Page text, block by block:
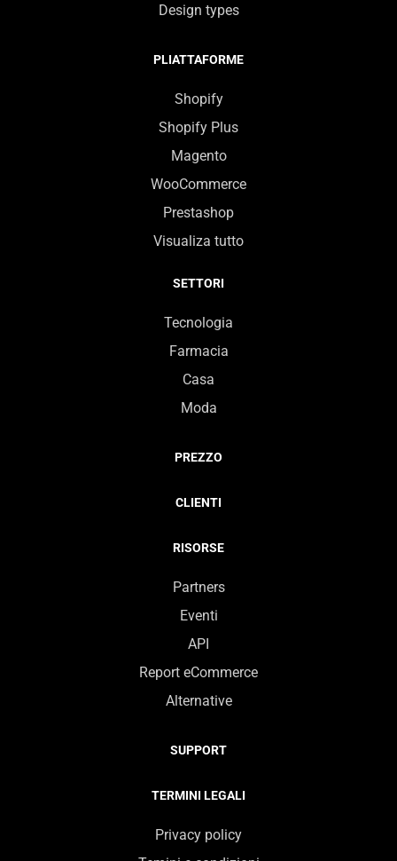
Design types
PLIATTAFORME
Shopify
Shopify Plus
Magento
WooCommerce
Prestashop
Visualiza tutto
SETTORI
Tecnologia
Farmacia
Casa
Moda
PREZZO
CLIENTI
RISORSE
Partners
Eventi
API
Report eCommerce
Alternative
SUPPORT
TERMINI LEGALI
Privacy policy